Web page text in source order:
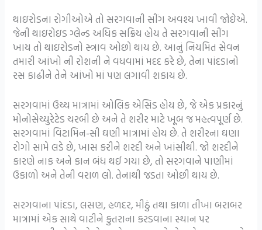
થાઇરોડના રોગીઓએ તો સરગવાની સીંગ અવશ્ય ખાવી જોઇેએ.
જેની થાઇરોઇડ ગ્લેન્ડ અધિક સક્રિય હોય તે સરગવાની સીંગ
ખાય તો થાઇરોડનો સ્ત્રાવ ઓછો થાય છે. આનું નિયમિત સેવન
તમારી આંખો ની રોશની ને વધવામાં મદદ કરે છે, તેના પાંદડાનો
રસ કાઢીને તેને આંખો માં પણ લગાવી શકાય છે.
સરગવામાં ઉચ્ચ માત્રામાં ઓલિક એસિડ હોય છે, જે એક પ્રકારનું
મોનોસેચ્યુરેટેડ ચરબી છે અને તે શરીર માટે ખૂબ જ મહત્વપૂર્ણ છે.
સરગવામાં વિટામિન-સી ઘણી માત્રામાં હોય છે. તે શરીરના ઘણા
રોગો સામે લડે છે, ખાસ કરીને શરદી અને ખાંસીથી. જો શરદીને
કારણે નાક અને કાન બંધ થઈ ગયા છે, તો સરગવાને પાણીમાં
ઉકાળો અને તેની વરાળ લો. તેનાથી જડતા ઓછી થાય છે.
સરગવાના પાંદડા, લસણ, હળદર, મીઠું તથા કાળા તીખા બરાબર
માત્રામાં એક સાથે વાટીને કુતરાના કરડવાના સ્થાન પર